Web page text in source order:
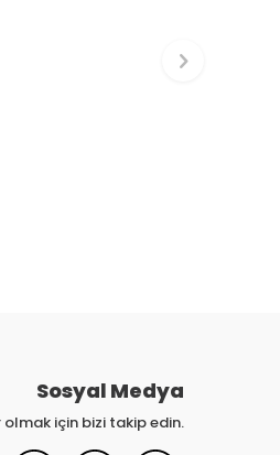
Sosyal Medya
için bizi takip edin.